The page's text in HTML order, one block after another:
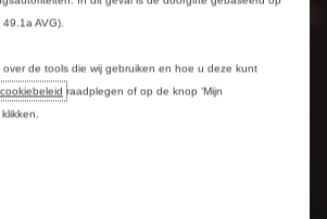
AVG).
over de tools die wij gebruiken en hoe u deze kunt
cookiebeleid raadplegen of op de knop ‘Mijn